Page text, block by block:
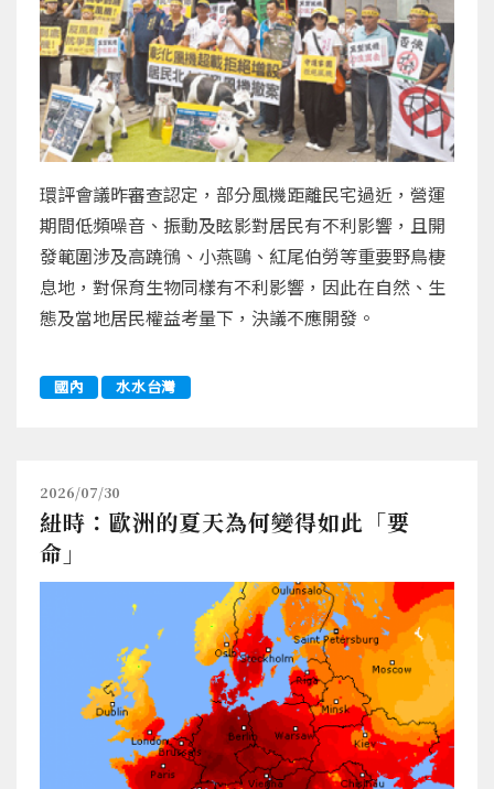
環評會議昨審查認定，部分風機距離民宅過近，營運
期間低頻噪音、振動及眩影對居民有不利影響，且開
發範圍涉及高蹺鴴、小燕鷗、紅尾伯勞等重要野鳥棲
息地，對保育生物同樣有不利影響，因此在自然、生
態及當地居民權益考量下，決議不應開發。
國內 水水台灣
2026/07/30
紐時：歐洲的夏天為何變得如此「要
命」